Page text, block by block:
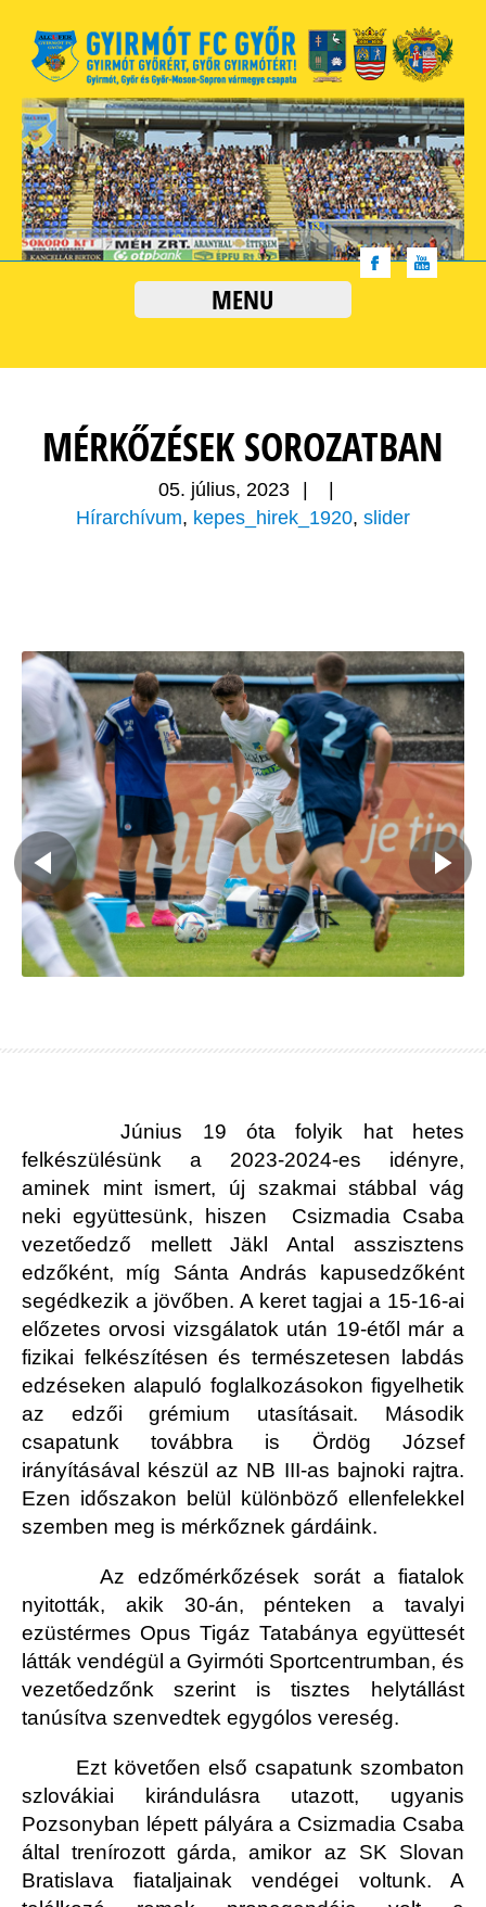
MENU
MÉRKŐZÉSEK SOROZATBAN
05. július, 2023
Hírarchívum, kepes_hirek_1920, slider
Június 19 óta folyik hat hetes
felkészülésünk a 2023-2024-es idényre,
aminek mint ismert, új szakmai stábbal vág
neki együttesünk, hiszen Csizmadia Csaba
vezetőedző mellett Jäkl Antal asszisztens
edzőként, míg Sánta András kapusedzőként
segédkezik a jövőben. A keret tagjai a 15-16-ai
előzetes orvosi vizsgálatok után 19-étől már a
fizikai felkészítésen és természetesen labdás
edzéseken alapuló foglalkozásokon figyelhetik
az edzői grémium utasításait. Második
csapatunk továbbra is Ördög József
irányításával készül az NB III-as bajnoki rajtra.
Ezen időszakon belül különböző ellenfelekkel
szemben meg is mérkőznek gárdáink.
Az edzőmérkőzések sorát a fiatalok
nyitották, akik 30-án, pénteken a tavalyi
ezüstérmes Opus Tigáz Tatabánya együttesét
látták vendégül a Gyirmóti Sportcentrumban, és
vezetőedzőnk szerint is tisztes helytállást
tanúsítva szenvedtek egygólos vereség.
Ezt követően első csapatunk szombaton
szlovákiai kirándulásra utazott, ugyanis
Pozsonyban lépett pályára a Csizmadia Csaba
által trenírozott gárda, amikor az SK Slovan
Bratislava fiataljainak vendégei voltunk. A